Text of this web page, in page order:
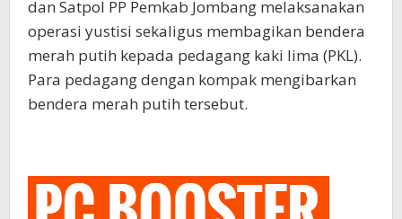
dan Satpol PP Pemkab Jombang melaksanakan
operasi yustisi sekaligus membagikan bendera
merah putih kepada pedagang kaki lima (PKL).
Para pedagang dengan kompak mengibarkan
bendera merah putih tersebut.